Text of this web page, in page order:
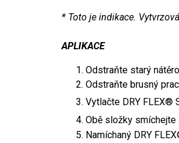
* Toto je indikace.
APLIKACE
Odstraňte starý
Odstraňte brusný
Vytlačte DRY FLEX®
Obě složky smíchejte
Namíchaný DRY